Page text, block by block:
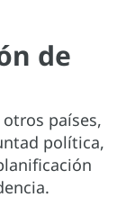
de
países,
política,